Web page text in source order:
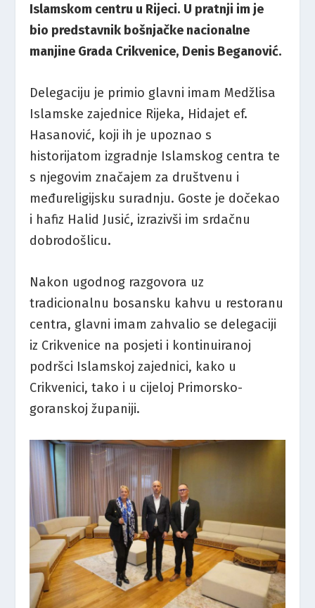
Islamskom centru u Rijeci. U pratnji im je
bio predstavnik bošnjačke nacionalne
manjine Grada Crikvenice, Denis Beganović.
Delegaciju je primio glavni imam Medžlisa
Islamske zajednice Rijeka, Hidajet ef.
Hasanović, koji ih je upoznao s
historijatom izgradnje Islamskog centra te
s njegovim značajem za društvenu i
međureligijsku suradnju. Goste je dočekao
i hafiz Halid Jusić, izrazivši im srdačnu
dobrodošlicu.
Nakon ugodnog razgovora uz
tradicionalnu bosansku kahvu u restoranu
centra, glavni imam zahvalio se delegaciji
iz Crikvenice na posjeti i kontinuiranoj
podršci Islamskoj zajednici, kako u
Crikvenici, tako i u cijeloj Primorsko-
goranskoj županiji.